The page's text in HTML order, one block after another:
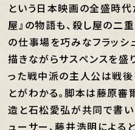
という日本映画の全盛時代
屋』の物語も、殺し屋の二
の仕事場を巧みなフラッシ
描きながらサスペンスを盛
った戦中派の主人公は戦
とがわかる。脚本は藤原審
造と石松愛弘が共同で書
ューサー、藤井浩明による